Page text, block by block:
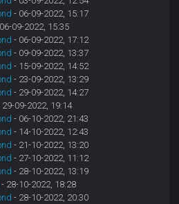
- 06-09-2022, 15:17
09-2022, 15:35
- 06-09-2022, 17:12
- 09-09-2022, 13:37
- 15-09-2022, 14:52
- 23-09-2022, 13:29
- 29-09-2022, 14:27
29-09-2022, 19:14
- 06-10-2022, 21:43
- 14-10-2022, 12:43
- 21-10-2022, 13:20
- 27-10-2022, 11:12
- 28-10-2022, 13:19
- 28-10-2022, 18:28
- 28-10-2022, 20:30